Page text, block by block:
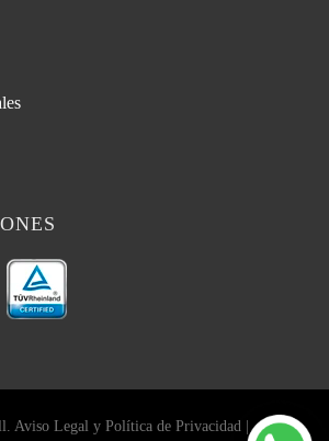
Aviso Legal y Política de Privacidad|